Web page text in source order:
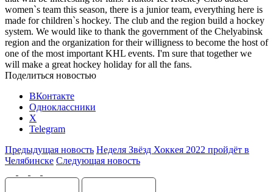
women`s team this season, there is a junior team, everything here is
made for children`s hockey. The club and the region build a hockey
system. We would like to thank the government of the Chelyabinsk
region and the organization for their willigness to become the host of
one of the most important KHL events. I'm sure that together we
will make a great hockey holiday for all the fans.
Поделиться новостью
ВКонтакте
Одноклассники
X
Telegram
Предыдущая новость Неделя Звёзд Хоккея 2022 пройдёт в
Челябинске Следующая новость